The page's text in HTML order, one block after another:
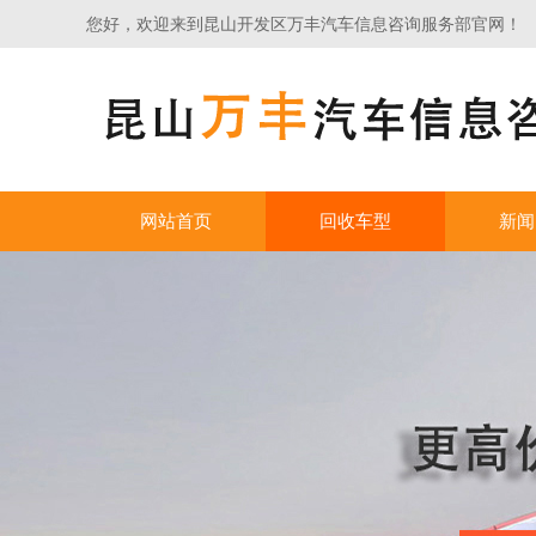
您好，欢迎来到昆山开发区万丰汽车信息咨询服务部官网！
网站首页 回收车型 新